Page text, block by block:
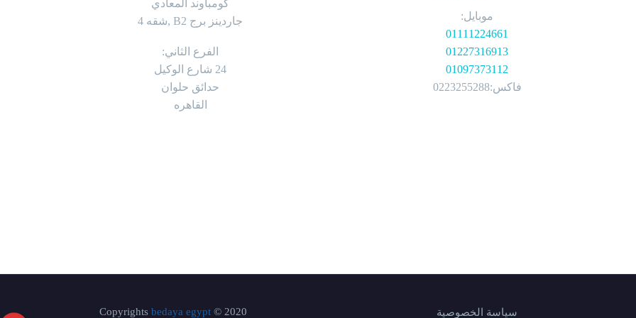
كومباوند المعادي
جاردينز برج B2 ,شقه 4
الفرع الثاني:
24 شارع الوكيل
حدائق حلوان
القاهره
موبايل:
01111224661
01227316913
01097373112
فاكس:0223255288
سياسة الخصوصية 2020 © Copyrights
bedaya egypt